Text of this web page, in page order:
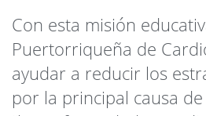
Con esta misión
Puertorriqueña de
ayudar a reducir los
por la principal causa